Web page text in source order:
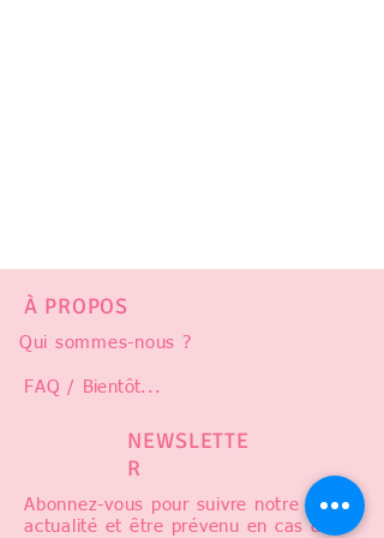
À PROPOS
Qui sommes-nous ?
FAQ / Bientôt...
NEWSLETTE
R
Abonnez-vous pour suivre notre
actualité et être prévenu en cas de